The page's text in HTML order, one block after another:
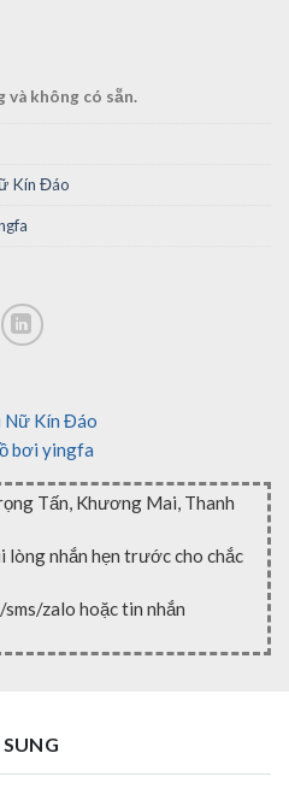
và không có sẵn.
Kín Đáo
Kín Đáo
bơi yingfa
Tấn, Khương Mai, Thanh
lòng nhắn hẹn trước cho chắc
zalo hoặc tin nhắn